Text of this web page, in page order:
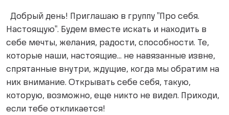
Добрый день! Приглашаю в группу "Про себя.
Настоящую". Будем вместе искать и находить в
себе мечты, желания, радости, способности. Те,
которые наши, настоящие... не навязанные извне,
спрятанные внутри, ждущие, когда мы обратим на
них внимание. Открывать себе себя, такую,
которую, возможно, еще никто не видел. Приходи,
если тебе откликается!